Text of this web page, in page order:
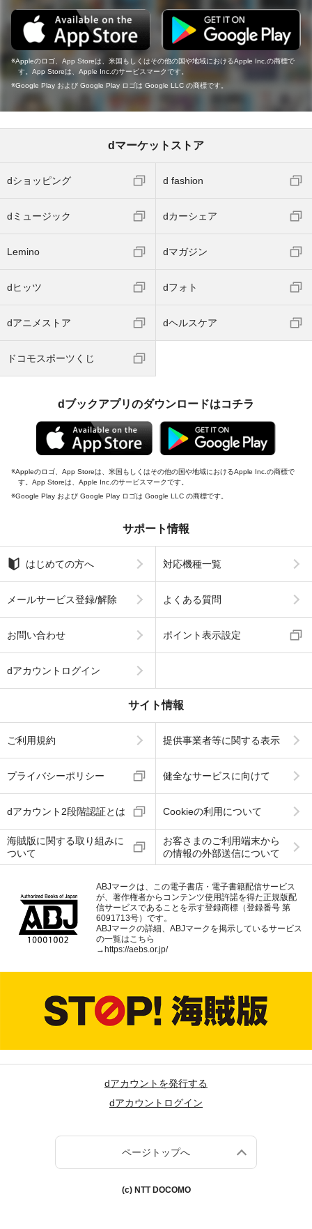
Appleのロゴ、App Storeは、米国もしくはその他の国や地域におけるApple Inc.の商標で
す。App Storeは、Apple Inc.のサービスマークです。
Google Play および Google Play ロゴは Google LLC の商標です。
dマーケットストア
dショッピング d fashion
dミュージック dカーシェア
Lemino dマガジン
dヒッツ dフォト
dアニメストア dヘルスケア
ドコモスポーツくじ
dブックアプリのダウンロードはコチラ
Appleのロゴ、App Storeは、米国もしくはその他の国や地域におけるApple Inc.の商標で
す。App Storeは、Apple Inc.のサービスマークです。
Google Play および Google Play ロゴは Google LLC の商標です。
サポート情報
はじめての方へ 対応機種一覧
メールサービス登録/解除 よくある質問
お問い合わせ ポイント表示設定
dアカウントログイン
サイト情報
ご利用規約 提供事業者等に関する表示
プライバシーポリシー 健全なサービスに向けて
dアカウント2段階認証とは Cookieの利用について
海賊版に関する取り組みに
ついて
お客さまのご利用端末から
の情報の外部送信について
ABJマークは、この電子書店・電子書籍配信サービス
が、著作権者からコンテンツ使用許諾を得た正規版配
信サービスであることを示す登録商標（登録番号 第
6091713号）です。
ABJマークの詳細、ABJマークを掲示しているサービス
の一覧はこちら
→ https://aebs.or.jp/
dアカウントを発行する
dアカウントログイン
ページトップへ
(c) NTT DOCOMO